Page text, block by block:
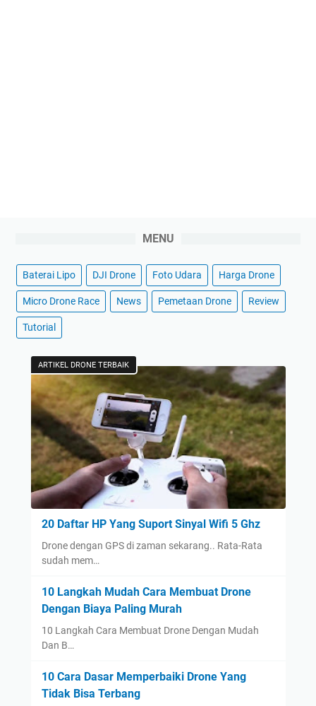
MENU
Baterai Lipo DJI Drone Foto Udara Harga Drone
Micro Drone Race News Pemetaan Drone Review
Tutorial
ARTIKEL DRONE TERBAIK
20 Daftar HP Yang Suport Sinyal Wifi 5 Ghz
Drone dengan GPS di zaman sekarang.. Rata-Rata
sudah mem…
10 Langkah Mudah Cara Membuat Drone
Dengan Biaya Paling Murah
10 Langkah Cara Membuat Drone Dengan Mudah
Dan B…
10 Cara Dasar Memperbaiki Drone Yang
Tidak Bisa Terbang